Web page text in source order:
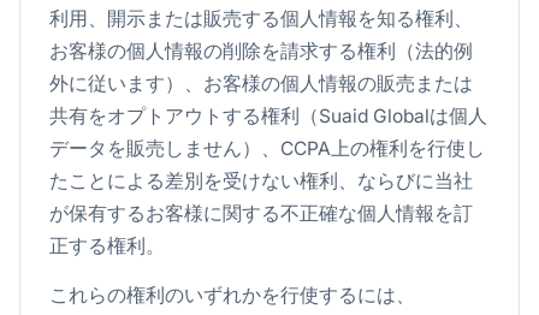
利用、開示または販売する個人情報を知る権利、
お客様の個人情報の削除を請求する権利（法的例
外に従います）、お客様の個人情報の販売または
共有をオプトアウトする権利（Suaid Globalは個人
データを販売しません）、CCPA上の権利を行使し
たことによる差別を受けない権利、ならびに当社
が保有するお客様に関する不正確な個人情報を訂
正する権利。
これらの権利のいずれかを行使するには、